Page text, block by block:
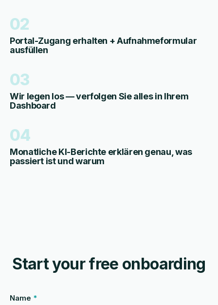
02
Portal-Zugang erhalten + Aufnahmeformular
ausfüllen
03
Wir legen los — verfolgen Sie alles in Ihrem
Dashboard
04
Monatliche KI-Berichte erklären genau, was
passiert ist und warum
Start your free onboarding
Name *